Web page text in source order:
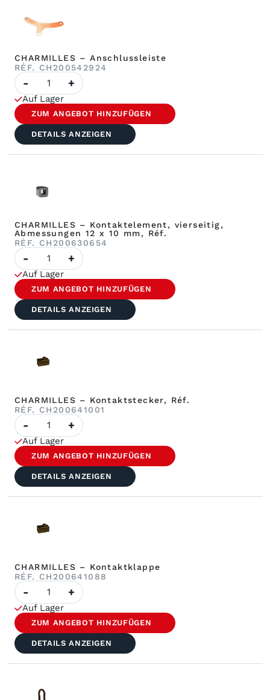
CHARMILLES – Anschlussleiste
RÉF. CH200542924
Anzahl
CHARMILLES
–
Anschlussleiste
- +
Auf Lager
ZUM ANGEBOT HINZUFÜGEN
DETAILS ANZEIGEN
CHARMILLES – Kontaktelement, vierseitig,
Abmessungen 12 x 10 mm, Réf.
RÉF. CH200630654
Anzahl
CHARMILLES
–
Kontaktelement,
4-
seitig,
Abmessungen
12
x
- +
Auf Lager
ZUM ANGEBOT HINZUFÜGEN
DETAILS ANZEIGEN
CHARMILLES – Kontaktstecker, Réf.
RÉF. CH200641001
Anzahl
CHARMILLES
–
Kontaktklappe,
Réf.
- +
Auf Lager
ZUM ANGEBOT HINZUFÜGEN
DETAILS ANZEIGEN
CHARMILLES – Kontaktklappe
RÉF. CH200641088
Anzahl
der
CHARMILLES
-
Kontaktklappe
- +
Auf Lager
ZUM ANGEBOT HINZUFÜGEN
DETAILS ANZEIGEN